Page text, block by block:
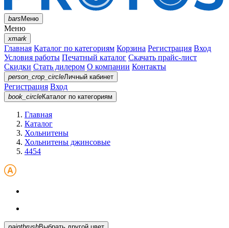
barsМеню
Меню
xmark
Главная Каталог по категориям Корзина Регистрация Вход
Условия работы Печатный каталог Скачать прайс-лист
Скидки Стать дилером О компании Контакты
person_crop_circleЛичный кабинет
Регистрация Вход
book_circleКаталог по категориям
Главная
Каталог
Хольнитены
Хольнитены джинсовые
4454